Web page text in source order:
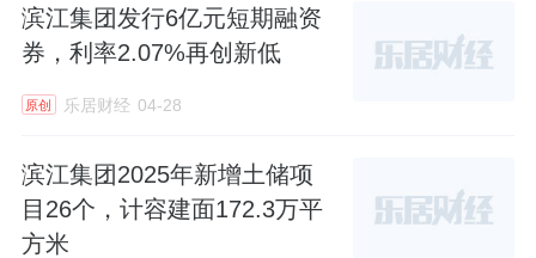
滨江集团发行6亿元短期融资
券，利率2.07%再创新低
原创 乐居财经 04-28
滨江集团2025年新增土储项
目26个，计容建面172.3万平
方米